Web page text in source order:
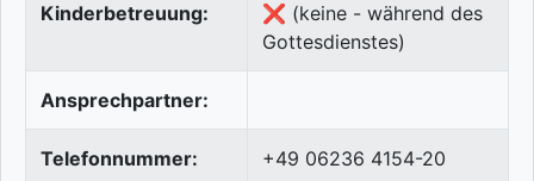
Kinderbetreuung:
❌ (keine - während des
Gottesdienstes)
Ansprechpartner:
Telefonnummer: +49 06236 4154-20